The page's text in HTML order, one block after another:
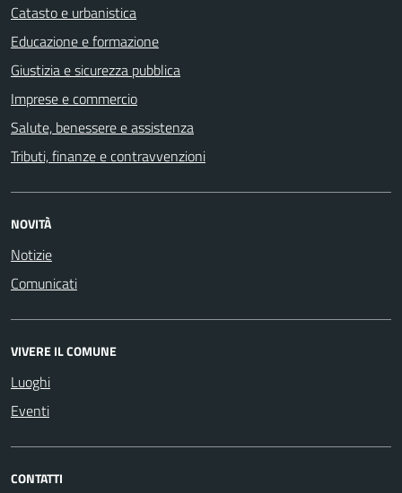
Catasto e urbanistica
Educazione e formazione
Giustizia e sicurezza pubblica
Imprese e commercio
Salute, benessere e assistenza
Tributi, finanze e contravvenzioni
NOVITÀ
Notizie
Comunicati
VIVERE IL COMUNE
Luoghi
Eventi
CONTATTI